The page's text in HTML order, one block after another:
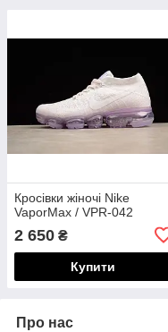
Кросівки жіночі Nike
VaporMax / VPR-042
2 650 ₴
Купити
Про нас